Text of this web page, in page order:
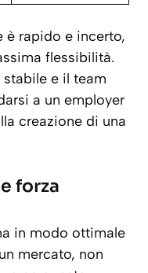
è rapido e incerto,
flessibilità.
e il team
a un employer
creazione di una
forza
in modo ottimale
mercato, non